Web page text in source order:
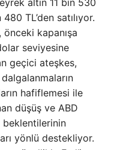
altın 11 bin 530
TL’den satılıyor.
önceki kapanışa
seviyesine
geçici ateşkes,
hafiflemesi ile
düşüş ve ABD
beklentilerinin
yönlü destekliyor.